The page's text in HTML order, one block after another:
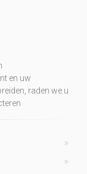
en uw
raden we u